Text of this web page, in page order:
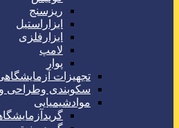
ریزسنج
ابزاراستیل
ابزارفلزی
لامپ
پوار
تجهیزات
سکوبندی وطراحی
موادشیمیایی